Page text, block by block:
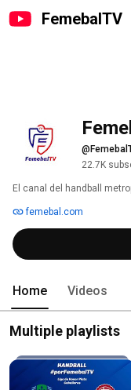
FemebalTV
22.7K
El canal del handball
femebal.com
Home Videos
Multiple playlists